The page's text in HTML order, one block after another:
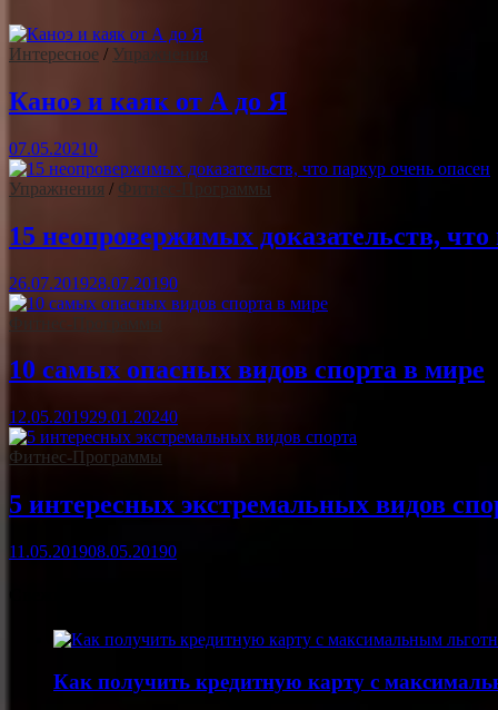
Интересное / Упражнения
Каноэ и каяк от А до Я
07.05.20210
Упражнения / Фитнес-Программы
15 неопровержимых доказательств,
26.07.201928.07.20190
Фитнес-Программы
10 самых опасных видов спорта в мире
12.05.201929.01.20240
Фитнес-Программы
5 интересных экстремальных видов
11.05.201908.05.20190
Как получить кредитную карту с